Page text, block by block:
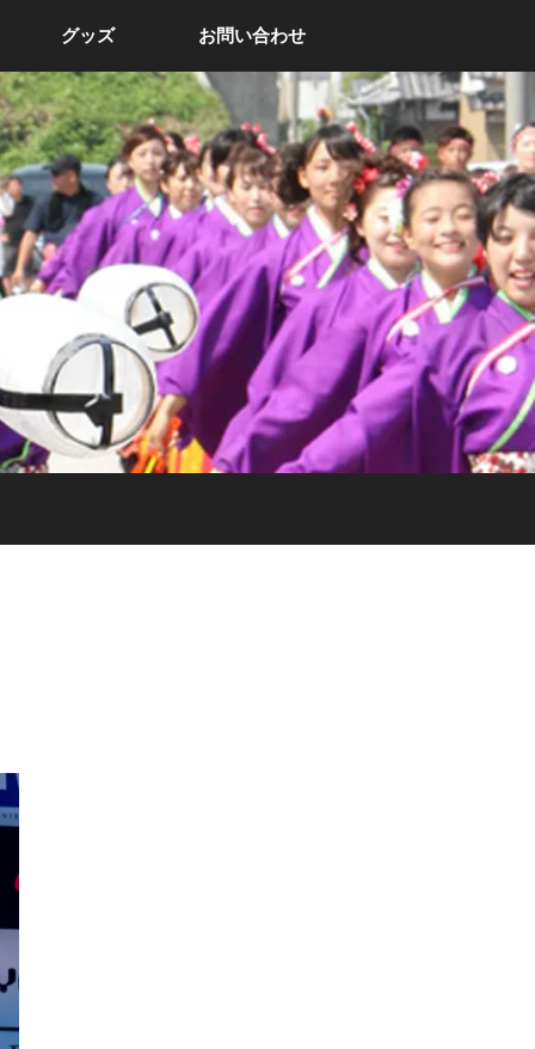
グッズ お問い合わせ